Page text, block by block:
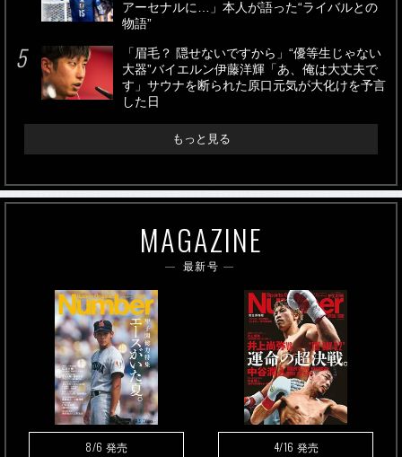
アーセナルに…」本人が語った“ライバルとの
物語”
「眉毛？ 隠せないですから」“優等生じゃない
大器”バイエルン伊藤洋輝「あ、俺は大丈夫で
す」サウナを断られた原口元気が大化けを予言
した日
もっと見る
MAGAZINE
最新号
8/6 発売 4/16 発売